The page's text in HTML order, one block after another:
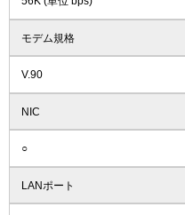
モデム規格
V.90
NIC
○
LANポート